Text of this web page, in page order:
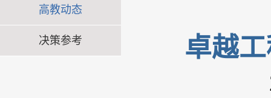
高教动态
决策参考 卓越